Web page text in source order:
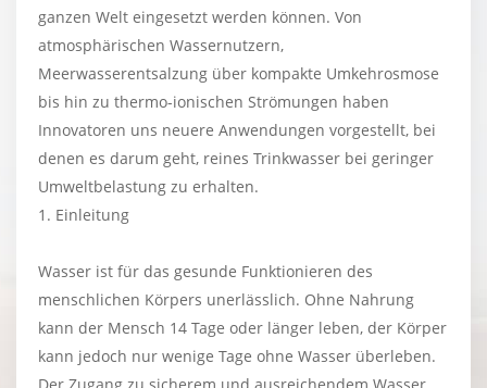
ganzen Welt eingesetzt werden können. Von
atmosphärischen Wassernutzern,
Meerwasserentsalzung über kompakte Umkehrosmose
bis hin zu thermo-ionischen Strömungen haben
Innovatoren uns neuere Anwendungen vorgestellt, bei
denen es darum geht, reines Trinkwasser bei geringer
Umweltbelastung zu erhalten.
1. Einleitung
Wasser ist für das gesunde Funktionieren des
menschlichen Körpers unerlässlich. Ohne Nahrung
kann der Mensch 14 Tage oder länger leben, der Körper
kann jedoch nur wenige Tage ohne Wasser überleben.